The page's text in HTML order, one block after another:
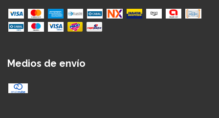
Medios de envío